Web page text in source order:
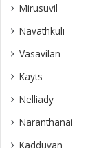
Mirusuvil
Navathkuli
Vasavilan
Kayts
Nelliady
Naranthanai
Kadduvan